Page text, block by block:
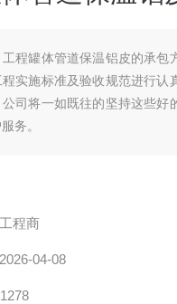
工程罐体管道保温铝皮的承包
实施标准及验收规范进行
司将一如既往的坚持这些
务。
工程商
2026-04-08
1278